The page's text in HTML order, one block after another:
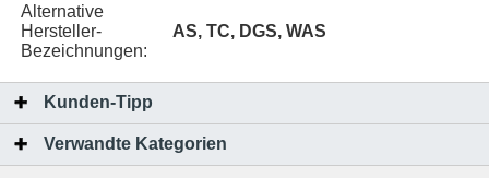
Alternative
Hersteller-
Bezeichnungen:
AS, TC, DGS, WAS
Kunden-Tipp
Verwandte Kategorien